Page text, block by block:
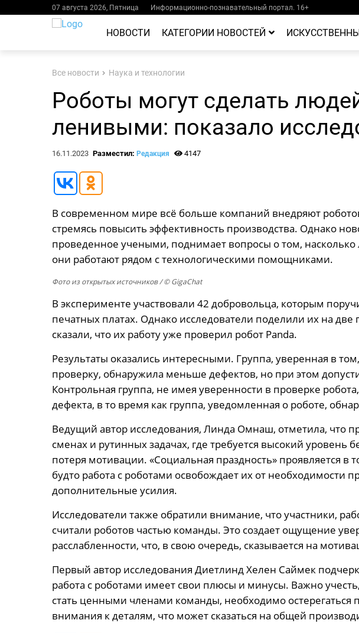
07 августа 2026, Пятница Информационно-познавательный портал. 16+
НОВОСТИ КАТЕГОРИИ НОВОСТЕЙ
Все новости Наука и технологии
Роботы могут сделать
ленивыми: показало
16.11.2023 Разместил: Редакция 4147
В современном мире всё больше компаний внедряют
стремясь повысить эффективность производства. Однако
проведенное учеными, поднимает вопросы о том,
они работают рядом с технологическими помощниками.
Фото из открытых источников/ © GigaChat
В эксперименте участвовали 42 добровольца, которым
печатных платах. Однако исследователи поделили их на
сказали, что их работу уже проверил робот Panda.
Результаты оказались интересными. Группа, уверенная в
проверку, обнаружила меньше дефектов, но при этом
Контрольная группа, не имея уверенности в проверке
дефекта, в то время как группа, уведомленная о роботе,
Ведущий автор исследования, Линда Омнаш, отметила, что
сменах и рутинных задачах, где требуется высокий уровень
потеря мотивации. «Социальная праздность» проявляется в
будто работа с роботами освобождает их от необходимости
дополнительные усилия.
Исследователи также обратили внимание, что участники,
считали роботов частью команды. Это создает ощущение
расслабленности, что, в свою очередь, сказывается на
Первый автор исследования Диетлинд Хелен Саймек
работа с роботами имеет свои плюсы и минусы. Важно
стать ценными членами команды, необходимо остерегаться
внимания к деталям, что может сказаться на общей